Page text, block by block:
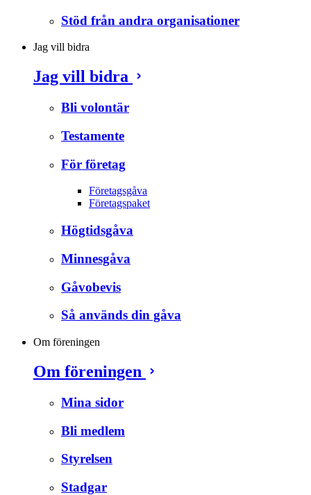
Stöd från andra organisationer
Jag vill bidra
Jag vill bidra
Bli volontär
Testamente
För företag
Företagsgåva
Företagspaket
Högtidsgåva
Minnesgåva
Gåvobevis
Så används din gåva
Om föreningen
Om föreningen
Mina sidor
Bli medlem
Styrelsen
Stadgar